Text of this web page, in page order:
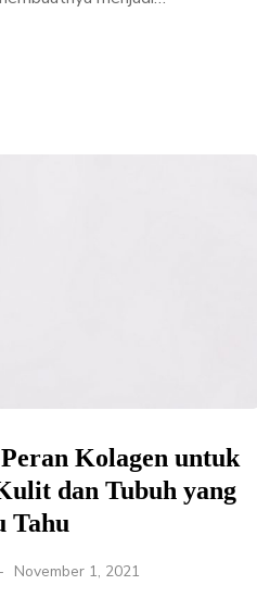
Kolagen untuk
dan Tubuh yang
Tahu
November 1, 2021